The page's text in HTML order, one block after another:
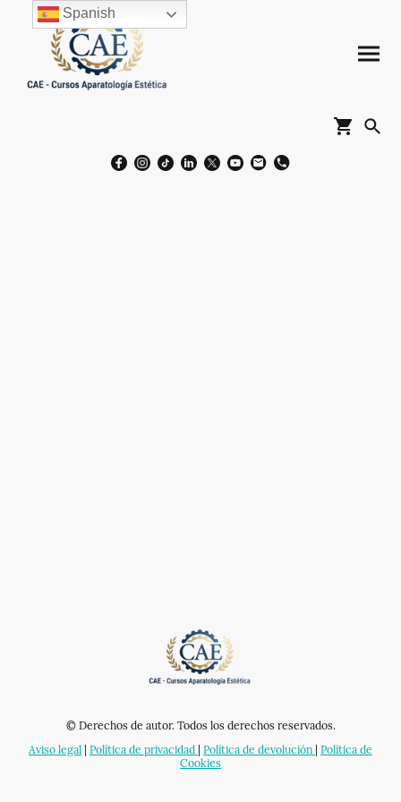
© Derechos de autor. Todos los derechos reservados.
Aviso legal
Política de privacidad Política de devolución Política de
Cookies
Spanish